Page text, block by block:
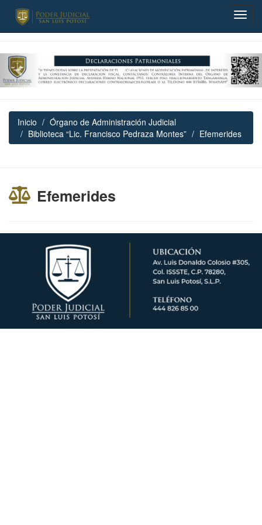
Previous
Inicio
Órgano de Administración Judicial
Biblioteca “Lic. Francisco Pedraza Montes”
Efemerides
Efemerides